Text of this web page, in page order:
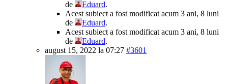
de
Eduard.
Acest subiect a fost modificat acum 3 ani, 8 luni
de
Eduard.
Acest subiect a fost modificat acum 3 ani, 8 luni
de
Eduard.
august 15, 2022 la 07:27 #3601